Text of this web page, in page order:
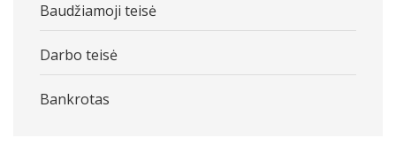
Baudžiamoji teisė
Darbo teisė
Bankrotas